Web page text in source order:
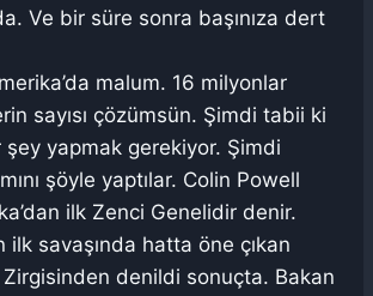
Ve bir süre sonra başınıza dert
malum. 16 milyonlar
sayısı çözümsün. Şimdi tabii ki
şey yapmak gerekiyor. Şimdi
şöyle yaptılar. Colin Powell
ilk Zenci Genelidir denir.
ilk savaşında hatta öne çıkan
denildi sonuçta. Bakan